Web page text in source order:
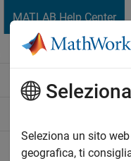
MATLAB Help Center
Seleziona un sito
geografica, ti